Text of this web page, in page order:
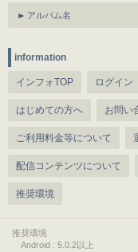
アルバム名
information
インフォTOP ログイン
はじめての方へ お問い
ご利用料金等について
配信コンテンツについて
推奨環境
推奨環境
Android : 5.0.2以上